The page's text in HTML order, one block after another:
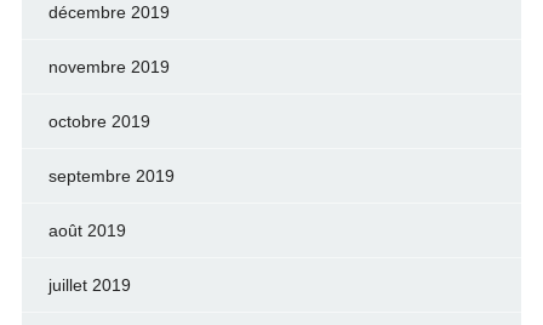
décembre 2019
novembre 2019
octobre 2019
septembre 2019
août 2019
juillet 2019